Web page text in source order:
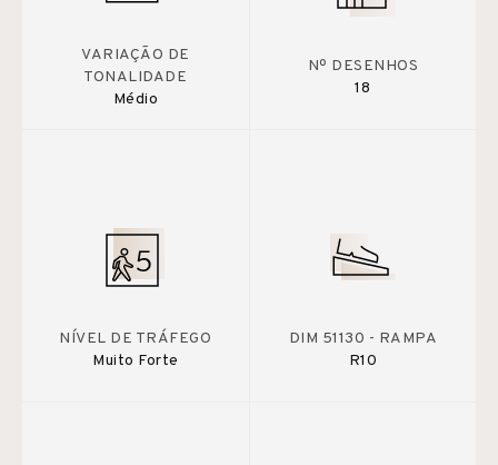
VARIAÇÃO DE
TONALIDADE
Médio
Nº DESENHOS
18
NÍVEL DE TRÁFEGO
Muito Forte
DIM 51130 - RAMPA
R10